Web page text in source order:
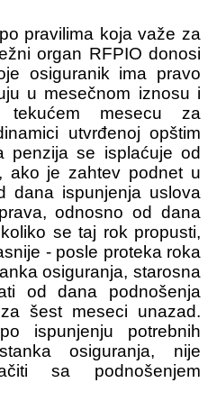
pravilima koja važe za
organ RFPIO donosi
osiguranik ima pravo
u mesečnom iznosu i
mesecu za
utvrđenoj opštim
penzija se isplaćuje od
ako je zahtev podnet u
dana ispunjenja uslova
odnosno od dana
se taj rok propusti,
- posle proteka roka
osiguranja, starosna
od dana podnošenja
šest meseci unazad.
ispunjenju potrebnih
osiguranja, nije
sa podnošenjem